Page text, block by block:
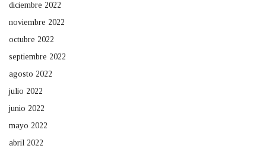
diciembre 2022
noviembre 2022
octubre 2022
septiembre 2022
agosto 2022
julio 2022
junio 2022
mayo 2022
abril 2022